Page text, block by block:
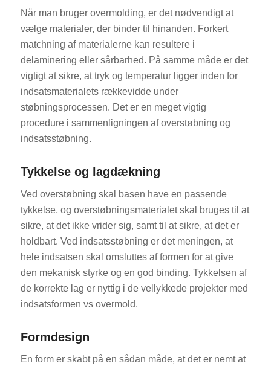
Når man bruger overmolding, er det nødvendigt at
vælge materialer, der binder til hinanden. Forkert
matchning af materialerne kan resultere i
delaminering eller sårbarhed. På samme måde er det
vigtigt at sikre, at tryk og temperatur ligger inden for
indsatsmaterialets rækkevidde under
støbningsprocessen. Det er en meget vigtig
procedure i sammenligningen af overstøbning og
indsatsstøbning.
Tykkelse og lagdækning
Ved overstøbning skal basen have en passende
tykkelse, og overstøbningsmaterialet skal bruges til at
sikre, at det ikke vrider sig, samt til at sikre, at det er
holdbart. Ved indsatsstøbning er det meningen, at
hele indsatsen skal omsluttes af formen for at give
den mekanisk styrke og en god binding. Tykkelsen af
de korrekte lag er nyttig i de vellykkede projekter med
indsatsformen vs overmold.
Formdesign
En form er skabt på en sådan måde, at det er nemt at